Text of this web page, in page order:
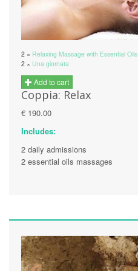
2 × Relaxing Massage with Essential Oils
2 × Una giornata
Add to cart
Coppia: Relax
€ 190.00
Includes:
2 daily admissions
2 essential oils massages